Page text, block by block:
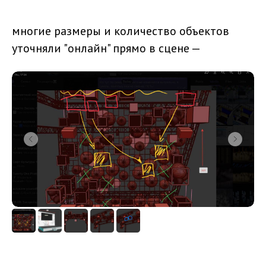
многие размеры и количество объектов
уточняли "онлайн" прямо в сцене —